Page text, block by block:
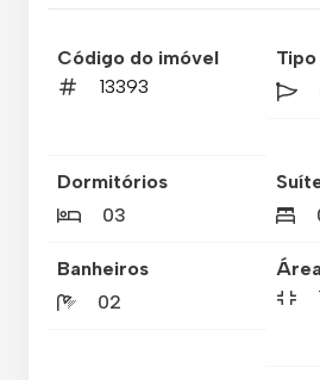
Código do imóvel
13393
Tipo
Dormitórios
03
Banheiros
02